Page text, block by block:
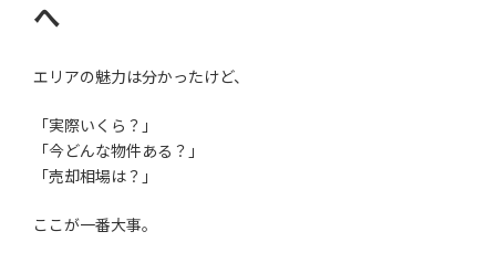
へ
エリアの魅力は分かったけど、
「実際いくら？」
「今どんな物件ある？」
「売却相場は？」
ここが一番大事。